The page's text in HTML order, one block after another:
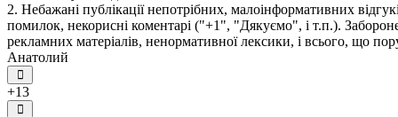
2. Небажані публікації непотрібних, малоінформативних
помилок, некорисні коментарі ("+1", "Дякуємо", і т.п.).
рекламних матеріалів, ненормативної лексики, і всього, що
Анатолий
+13